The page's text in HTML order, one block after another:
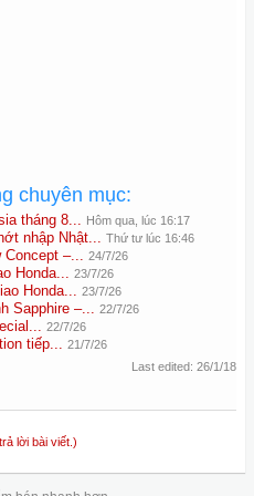
chuyên mục:
tháng 8... Hôm qua, lúc 16:17
nhập Nhật... Thứ tư lúc 16:46
Concept –... 24/7/26
Honda... 23/7/26
Honda... 23/7/26
Sapphire –... 22/7/26
22/7/26
tiếp... 21/7/26
Last edited: 26/1/18
lời bài viết.)